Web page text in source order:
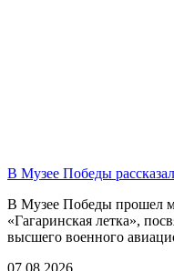
В Музее Победы
В Музее Победы прошел
«Гагаринская летка»,
высшего военного
07.08.2026